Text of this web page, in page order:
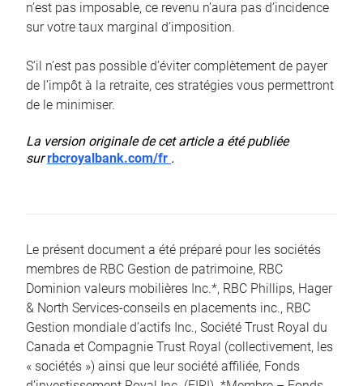
n’est pas imposable, ce revenu n’aura pas d’incidence
sur votre taux marginal d’imposition.
S’il n’est pas possible d’éviter complètement de payer
de l’impôt à la retraite, ces stratégies vous permettront
de le minimiser.
La version originale de cet article a été publiée
surrbcroyalbank.com/fr .
Le présent document a été préparé pour les sociétés
membres de RBC Gestion de patrimoine, RBC
Dominion valeurs mobilières Inc.*, RBC Phillips, Hager
& North Services-conseils en placements inc., RBC
Gestion mondiale d’actifs Inc., Société Trust Royal du
Canada et Compagnie Trust Royal (collectivement, les
« sociétés ») ainsi que leur société affiliée, Fonds